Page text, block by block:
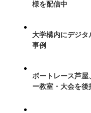
様を配信中
大学構内にデジ
事例
ボートレース芦
ー教室・大会を後